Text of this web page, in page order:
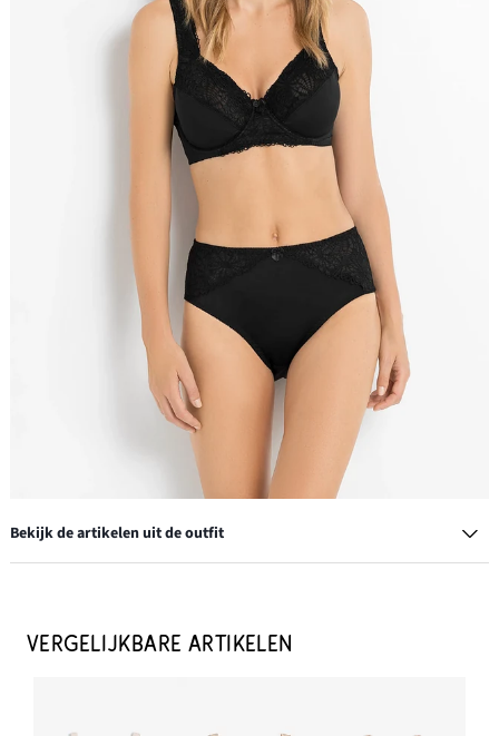
Bekijk de artikelen uit de outfit
€ 26,99
VERGELIJKBARE ARTIKELEN